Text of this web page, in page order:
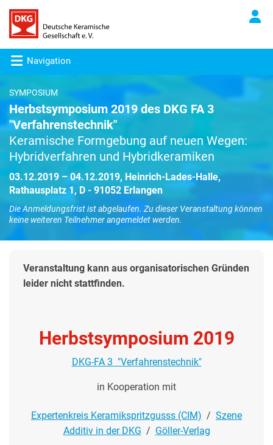
Navigation
SYMPOSIUM
Herbstsymposium 2019 des DKG FA 3
"Verfahrenstechnik"
Keramische Formgebung auf neuen Wegen:
Hybridverfahren und Hybridkeramiken
03.12.2019 – 04.12.2019, Heinrich-Lades-Halle,
Rathausplatz 1, D - 91052 Erlangen
Die Anmeldungsfrist ist abgelaufen. Zu dieser Veranstaltung können
keine weiteren Teilnehmer angemeldet werden.
Veranstaltung kann aus organisatorischen Gründen
leider nicht stattfinden.
Herbstsymposium 2019
DKG-FA 3 "Verfahrenstechnik"
in Kooperation mit
Expertenkreis Keramikspritzgusss (CIM) / Szene
Additiv in der DKG / Göller-Verlag